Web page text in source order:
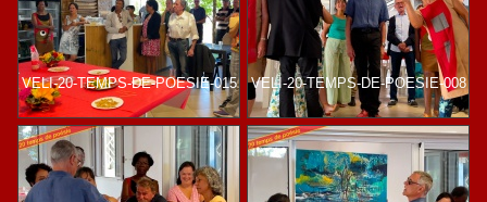
VELI-20-TEMPS-DE-POESIE-015 VELI-20-TEMPS-DE-POESIE-008